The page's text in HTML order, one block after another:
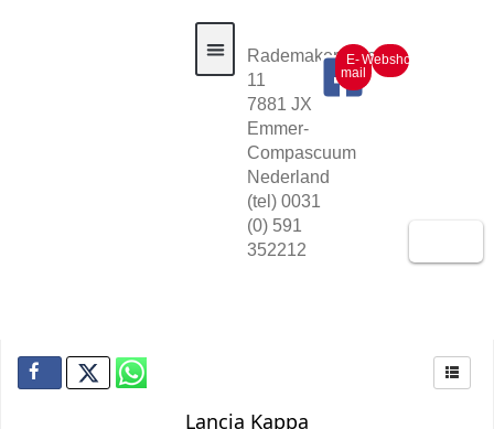
Rademakerstraat
11
7881 JX
Emmer-
Compascuum
Nederland
(tel) 0031
(0) 591
352212
E-
mail
Webshop